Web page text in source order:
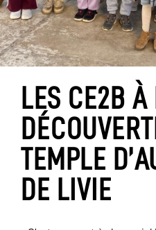
LES CE2B À
TEMPLE
DE LIVIE